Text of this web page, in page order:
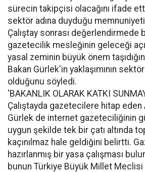
sürecin takipçisi olacağını ifade
sektör adına duyduğu
Çalıştay sonrası değerlendirmede
gazetecilik mesleğinin geleceği
yasal zeminin büyük önem
Bakan Gürlek'in yaklaşımının
olduğunu söyledi.
'BAKANLIK OLARAK KATKI
Çalıştayda gazetecilere hitap eden
Gürlek de internet gazeteciliğinin
uygun şekilde tek bir çatı altında
kaçınılmaz hale geldiğini belirtti.
hazırlanmış bir yasa çalışması
bunun Türkiye Büyük Millet